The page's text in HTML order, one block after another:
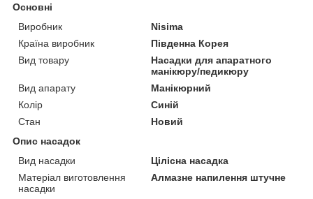
Основні
Виробник
Nisima
Країна виробник
Південна Корея
Вид товару
Насадки для апаратного
манікюру/педикюру
Вид апарату
Манікюрний
Колір
Синій
Стан
Новий
Опис насадок
Вид насадки
Цілісна насадка
Матеріал виготовлення
насадки
Алмазне напилення штучне